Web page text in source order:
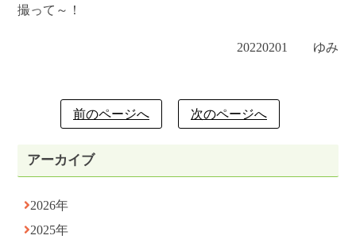
アーカイブ
2026年
2025年
撮って～！
20220201 ゆみ
前のページへ 次のページへ